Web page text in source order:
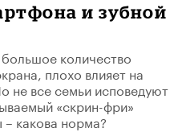
и зубной
количество
плохо влияет на
не все семьи исповедуют
«скрин-фри»
какова норма?